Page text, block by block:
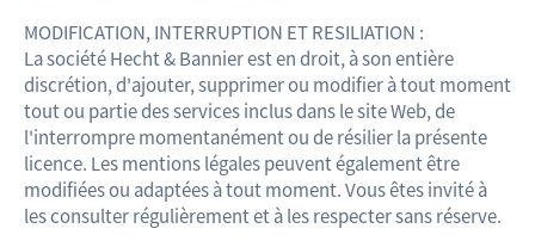
MODIFICATION, INTERRUPTION ET RESILIATION :
La société Hecht & Bannier est en droit, à son entière
discrétion, d'ajouter, supprimer ou modifier à tout moment
tout ou partie des services inclus dans le site Web, de
l'interrompre momentanément ou de résilier la présente
licence. Les mentions légales peuvent également être
modifiées ou adaptées à tout moment. Vous êtes invité à
les consulter régulièrement et à les respecter sans réserve.